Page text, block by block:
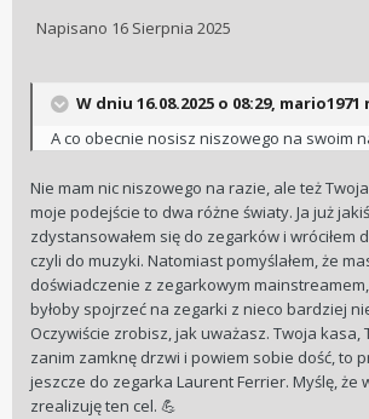
Napisano 16 Sierpnia 2025
W dniu 16.08.2025 o 08:29, mario1971
A co obecnie nosisz niszowego na swoim
Nie mam nic niszowego na razie, ale też
moje podejście to dwa różne światy. Ja już
zdystansowałem się do zegarków i wróciłem
czyli do muzyki. Natomiast pomyślałem, że
doświadczenie z zegarkowym
byłoby spojrzeć na zegarki z nieco bardziej
Oczywiście zrobisz, jak uważasz. Twoja kasa,
zanim zamknę drzwi i powiem sobie dość, to
jeszcze do zegarka Laurent Ferrier. Myślę, że
zrealizuję ten cel. 💪